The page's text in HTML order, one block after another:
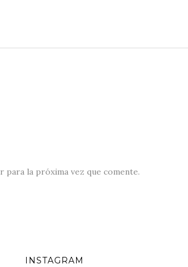
la próxima vez que comente.
INSTAGRAM